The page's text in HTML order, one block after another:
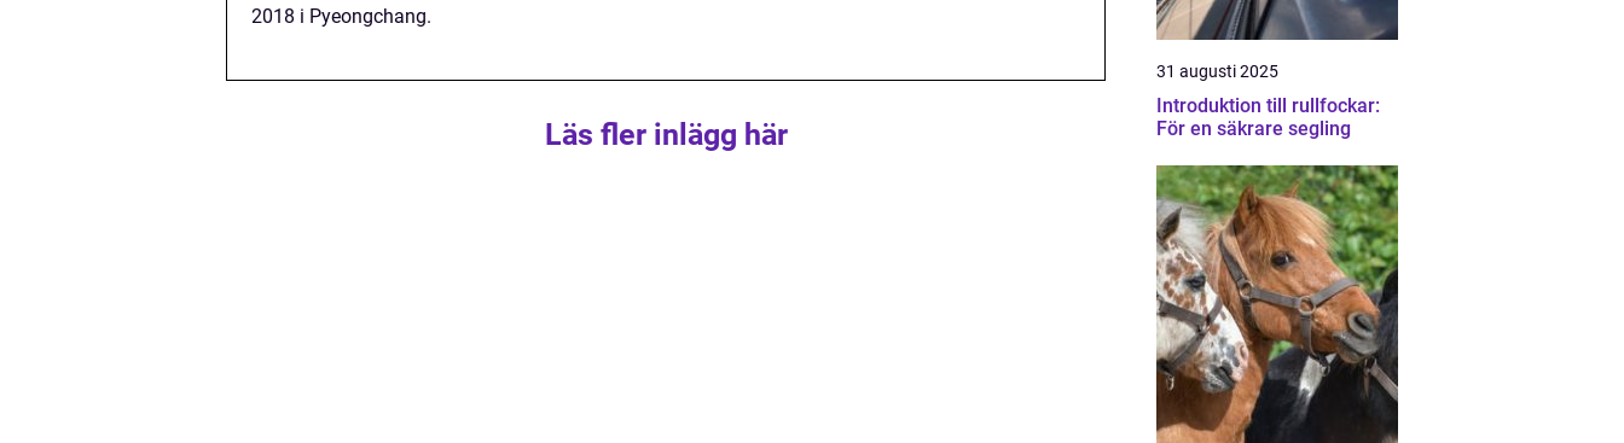
2018 i Pyeongchang.
Läs fler inlägg här
31 augusti 2025
Introduktion till rullfockar:
För en säkrare segling